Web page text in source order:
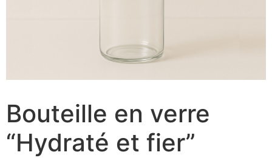
Bouteille en verre
“Hydraté et fier”